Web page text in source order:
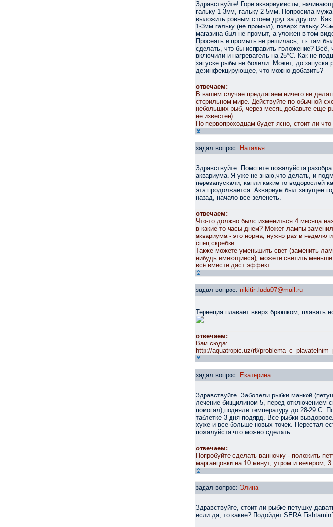
Здравствуйте! Горе аквариумисты,
гальку 1-3мм, гальку 2-5мм. Попросила
выложить ровным слоем друг за другом. Как
1-3мм гальку (не промыл), поверх гальку 2-
магазина был не промыт, а уложен в том
Просеять и промыть не решилась, т.к там
сделать, что бы исправить положение?
включили и нагреватель на 25°С. Как не
запуске рыбы не болели. Может, до запуска
дезинфекцирующее, что можно добавить?
отвечаем:
В вашем случае предлагаем ничего не
стерильном мире. Действуйте по обычной
небольших рыб, через месяц добавьте еще
не известен).
По первопроходцам будет ясно, стоит ли
задал вопрос: Наталья
Здравствуйте. Помогите пожалуйста
аквариума. Я уже не знаю,что делать, и
перезапускали, капли какие то водорослей
эта продолжается. Аквариум был запущен
назад, начало все зеленеть.
отвечаем:
Что-то должно было измениться 4 месяца
в какие-то часы днем? Может лампы
аквариума - это норма, нужно раз в неделю
спец.скребки.
Также можете уменьшить свет (заменить
нибудь имеющиеся), можете светить
всё вместе даст эффект.
задал вопрос: nikitin.lada07@mail.ru
Тернеция плавает вверх брюшком, плавать
отвечаем:
Вам сюда:
http://aquatropic.uz/r8/
задал вопрос: Екатерина
Здравствуйте. Заболели рыбки манкой
лечение биццилином-5, перед отключением
помогал),подняли температуру до 28-29 С.
таблетке 3 дня подярд. Все рыбки
хуже и все больше новых точек. Перестал
пожалуйста что можно сделать.
отвечаем:
Попробуйте сделать ванночку - положить
марганцовки на 10 минут, утром и вечером, 3
задал вопрос: Элина
Здравствуйте, стоит ли рыбке петушку
если да, то какие? Подойдёт SERA